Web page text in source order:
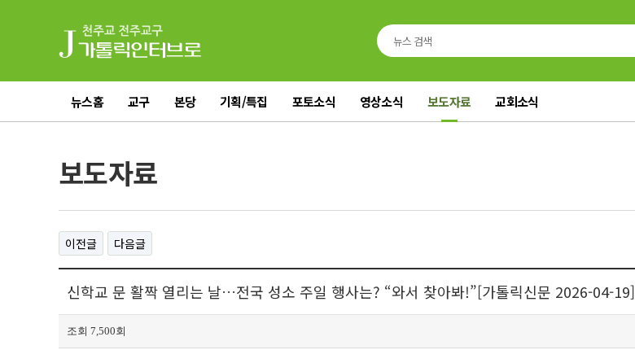
뉴스홈 교구 본당 기획/특집 포토소식 영상소식 보도자료 교회소식
보도자료
이전글 다음글
신학교 문 활짝 열리는 날…전국 성소 주일 행사는? “와서 찾아봐!”[가톨릭신문 2026-04-19]
조회 7,500회